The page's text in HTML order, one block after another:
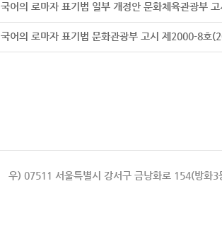
국어의 로마자 표기법 일부 개정안 문화체육관광부
국어의 로마자 표기법 문화관광부 고시 제2000-8호
우) 07511 서울특별시 강서구 금낭화로 154(방화3